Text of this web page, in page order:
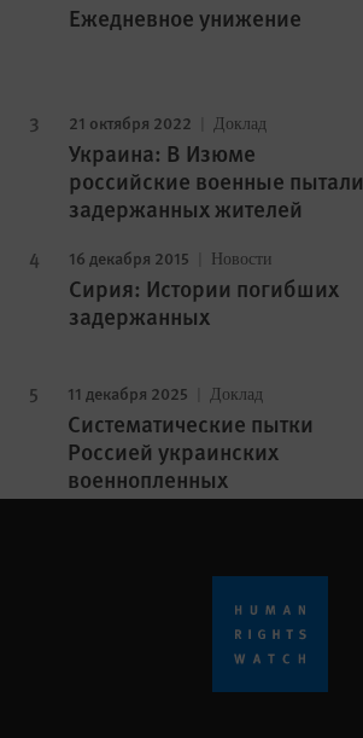
Ежедневное унижение
21 октября 2022 Доклад
Украина: В Изюме
российские военные пытали
задержанных жителей
16 декабря 2015 Новости
Сирия: Истории погибших
задержанных
11 декабря 2025 Доклад
Cистематические пытки
Россией украинских
военнопленных